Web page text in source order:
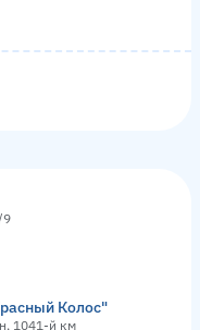
9
Колос"
1041-й км